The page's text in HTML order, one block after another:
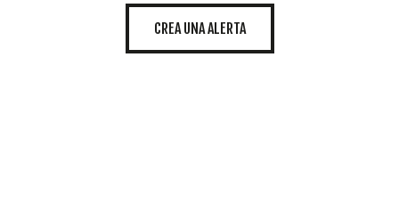
CREA UNA ALERTA